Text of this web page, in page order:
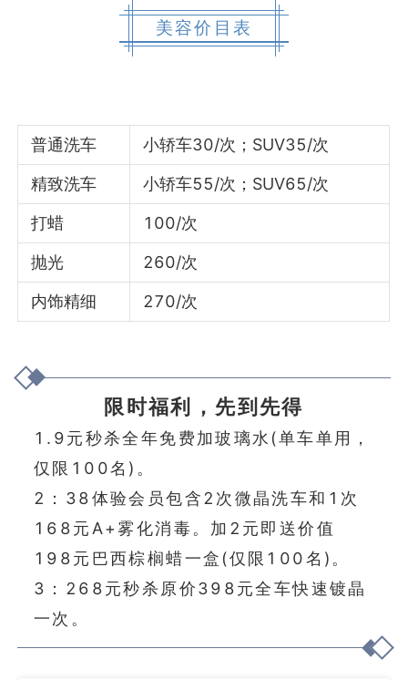
美容价目表
普通洗车 小轿车30/次；SUV35/次
精致洗车 小轿车55/次；SUV65/次
打蜡 100/次
抛光 260/次
内饰精细 270/次
限时福利，先到先得
1.9元秒杀全年免费加玻璃水(单车单用，
仅限100名)。
2：38体验会员包含2次微晶洗车和1次
168元A+雾化消毒。加2元即送价值
198元巴西棕榈蜡一盒(仅限100名)。
3：268元秒杀原价398元全车快速镀晶
一次。